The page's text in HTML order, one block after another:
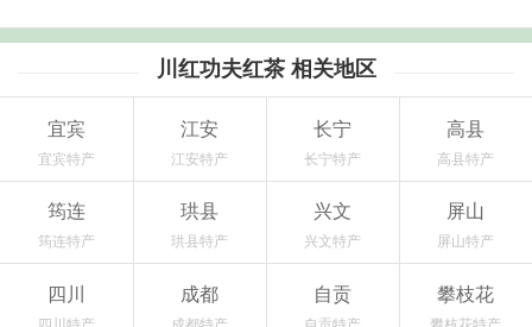
川红功夫红茶 相关地区
宜宾
宜宾特产
江安
江安特产
长宁
长宁特产
高县
高县特产
筠连
筠连特产
珙县
珙县特产
兴文
兴文特产
屏山
屏山特产
四川 成都 自贡 攀枝花